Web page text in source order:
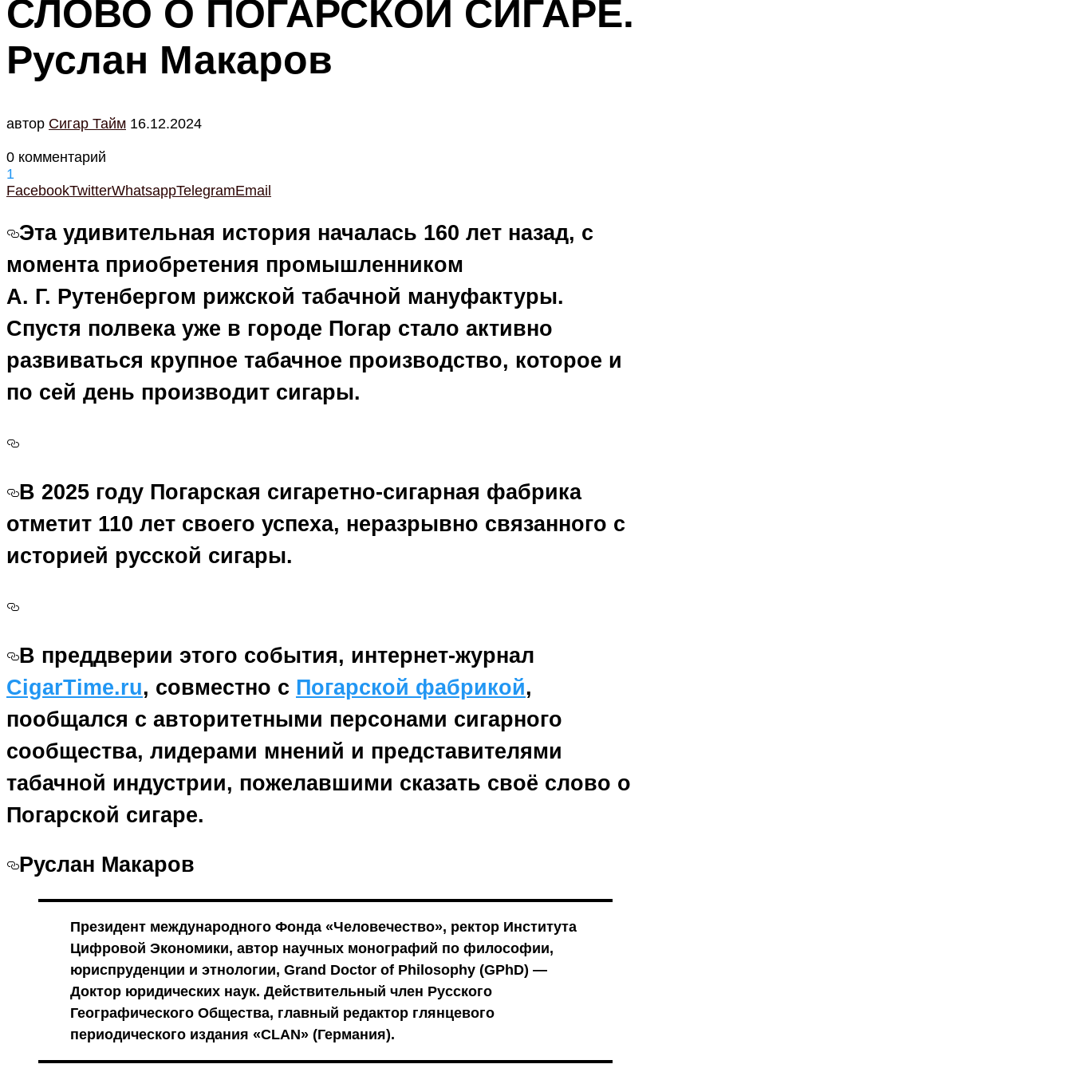
СЛОВО О ПОГАРСКОЙ СИГАРЕ.
Руслан Макаров
автор Cигар Тайм 16.12.2024
0 комментарий
1
FacebookTwitterWhatsappTelegramEmail
Эта удивительная история началась 160 лет назад, с
момента приобретения промышленником
А. Г. Рутенбергом рижской табачной мануфактуры.
Спустя полвека уже в городе Погар стало активно
развиваться крупное табачное производство, которое и
по сей день производит сигары.
В 2025 году Погарская сигаретно-сигарная фабрика
отметит 110 лет своего успеха, неразрывно связанного с
историей русской сигары.
В преддверии этого события, интернет-журнал
CigarTime.ru, совместно с Погарской фабрикой,
пообщался с авторитетными персонами сигарного
сообщества, лидерами мнений и представителями
табачной индустрии, пожелавшими сказать своё слово о
Погарской сигаре.
Руслан Макаров
Президент международного Фонда «Человечество», ректор Института
Цифровой Экономики, автор научных монографий по философии,
юриспруденции и этнологии, Grand Doctor of Philosophy (GPhD) —
Доктор юридических наук. Действительный член Русского
Географического Общества, главный редактор глянцевого
периодического издания «CLAN» (Германия).